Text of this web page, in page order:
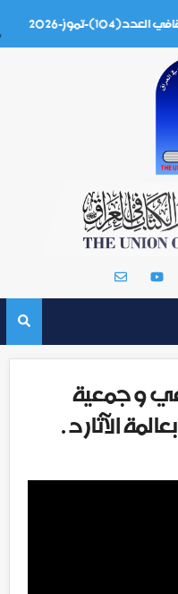
تموز-2026
و جمعية
الآثار د .